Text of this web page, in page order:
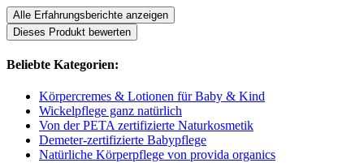
Alle Erfahrungsberichte anzeigen
Dieses Produkt bewerten
Beliebte Kategorien:
Körpercremes & Lotionen für Baby & Kind
Wickelpflege ganz natürlich
Von der PETA zertifizierte Naturkosmetik
Demeter-zertifizierte Babypflege
Natürliche Körperpflege von provida organics